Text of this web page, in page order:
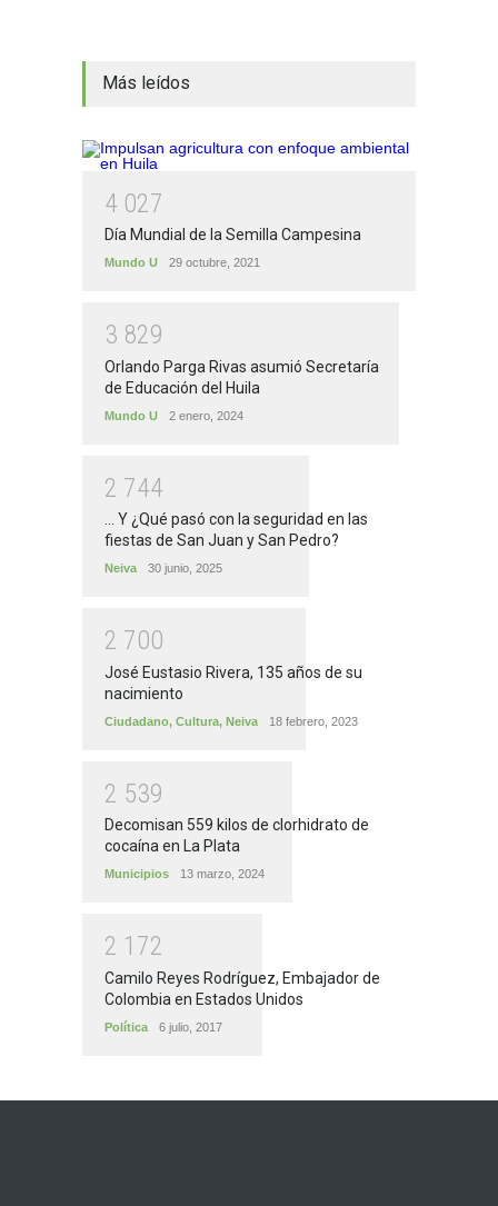
Más leídos
4 027
Día Mundial de la Semilla Campesina
Mundo U 29 octubre, 2021
3 829
Orlando Parga Rivas asumió Secretaría
de Educación del Huila
Mundo U 2 enero, 2024
2 744
... Y ¿Qué pasó con la seguridad en las
fiestas de San Juan y San Pedro?
Neiva 30 junio, 2025
2 700
José Eustasio Rivera, 135 años de su
nacimiento
Ciudadano, Cultura, Neiva 18 febrero, 2023
2 539
Decomisan 559 kilos de clorhidrato de
cocaína en La Plata
Municipios 13 marzo, 2024
2 1 72
Camilo Reyes Rodríguez, Embajador de
Colombia en Estados Unidos
Política 6 julio, 2017